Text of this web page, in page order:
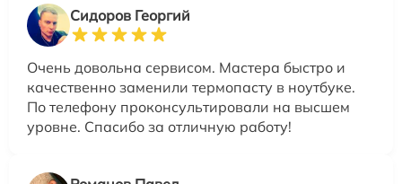
Сидоров Георгий
Очень довольна сервисом. Мастера быстро и
качественно заменили термопасту в ноутбуке.
По телефону проконсультировали на высшем
уровне. Спасибо за отличную работу!